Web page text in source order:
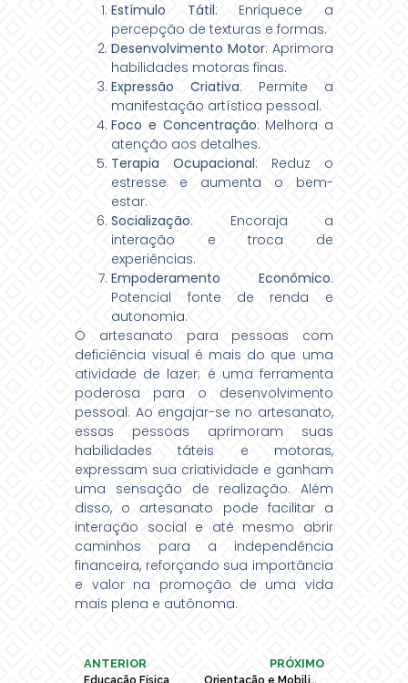
Estímulo Tátil: Enriquece a
percepção de texturas e formas.
Desenvolvimento Motor: Aprimora
habilidades motoras finas.
Expressão Criativa: Permite a
manifestação artística pessoal.
Foco e Concentração: Melhora a
atenção aos detalhes.
Terapia Ocupacional: Reduz o
estresse e aumenta o bem-
estar.
Socialização: Encoraja a
interação e troca de
experiências.
Empoderamento Econômico:
Potencial fonte de renda e
autonomia.
O artesanato para pessoas com
deficiência visual é mais do que uma
atividade de lazer; é uma ferramenta
poderosa para o desenvolvimento
pessoal. Ao engajar-se no artesanato,
essas pessoas aprimoram suas
habilidades táteis e motoras,
expressam sua criatividade e ganham
uma sensação de realização. Além
disso, o artesanato pode facilitar a
interação social e até mesmo abrir
caminhos para a independência
financeira, reforçando sua importância
e valor na promoção de uma vida
mais plena e autônoma.
ANTERIOR
Educação Física
PRÓXIMO
Orientação e Mobilidade